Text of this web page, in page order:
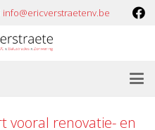
info@ericverstraetenv.be
vooral renovatie- en